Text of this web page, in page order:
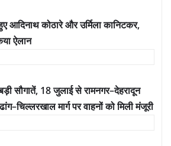
आदिनाथ कोठारे और उर्मिला कानिटकर,
ऐलान
सौगातें, 18 जुलाई से रामनगर–देहरादून
मार्ग पर वाहनों को मिली मंजूरी